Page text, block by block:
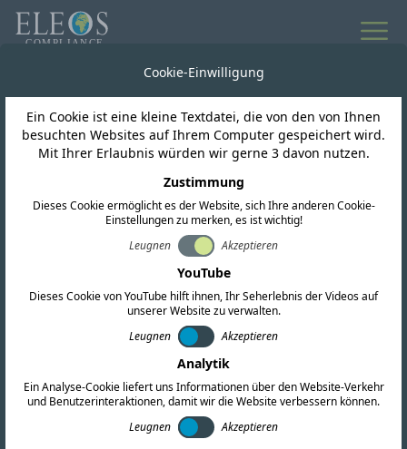
ESG-Auswirkungen
Räder zur Schule:
Erweiterung des
Zugangs zu Bildung in
Afrika
Cookie-Einwilligung
Ein Cookie ist eine kleine Textdatei, die von den von Ihnen
besuchten Websites auf Ihrem Computer gespeichert wird.
Mit Ihrer Erlaubnis würden wir gerne 3 davon nutzen.
Zustimmung
Dieses Cookie ermöglicht es der Website, sich Ihre anderen Cookie-
Einstellungen zu merken, es ist wichtig!
Leugnen
Akzeptieren
YouTube
Dieses Cookie von YouTube hilft ihnen, Ihr Seherlebnis der Videos auf
unserer Website zu verwalten.
Leugnen
Akzeptieren
Analytik
Ein Analyse-Cookie liefert uns Informationen über den Website-Verkehr
und Benutzerinteraktionen, damit wir die Website verbessern können.
Leugnen
Akzeptieren